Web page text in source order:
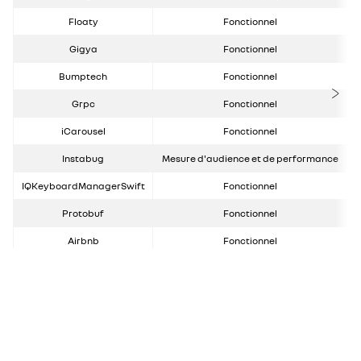
Floaty Fonctionnel
Gigya Fonctionnel
Bumptech Fonctionnel
Grpc Fonctionnel
iCarousel Fonctionnel
Instabug Mesure d'audience et de performance
IQKeyboardManagerSwift Fonctionnel
Protobuf Fonctionnel
Airbnb Fonctionnel